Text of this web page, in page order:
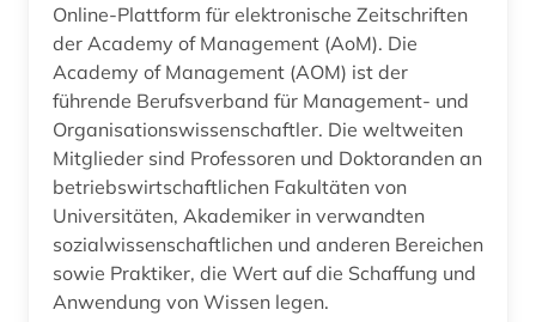
Online-Plattform für elektronische Zeitschriften
der Academy of Management (AoM). Die
Academy of Management (AOM) ist der
führende Berufsverband für Management- und
Organisationswissenschaftler. Die weltweiten
Mitglieder sind Professoren und Doktoranden an
betriebswirtschaftlichen Fakultäten von
Universitäten, Akademiker in verwandten
sozialwissenschaftlichen und anderen Bereichen
sowie Praktiker, die Wert auf die Schaffung und
Anwendung von Wissen legen.